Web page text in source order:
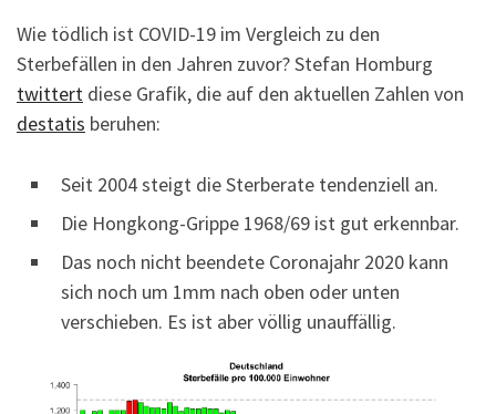
Wie tödlich ist COVID-19 im Vergleich zu den
Sterbefällen in den Jahren zuvor? Stefan Homburg
twittert diese Grafik, die auf den aktuellen Zahlen von
destatis beruhen:
Seit 2004 steigt die Sterberate tendenziell an.
Die Hongkong-Grippe 1968/69 ist gut erkennbar.
Das noch nicht beendete Coronajahr 2020 kann
sich noch um 1mm nach oben oder unten
verschieben. Es ist aber völlig unauffällig.